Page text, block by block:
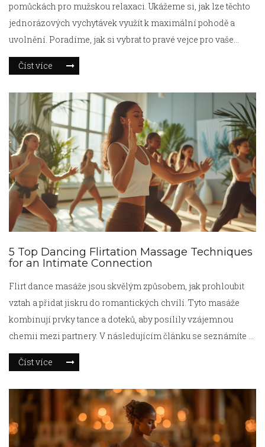
pomůckách pro mužskou relaxaci. Ukážeme si, jak lze těchto
jednorázových vychytávek využít k maximální pohodě a
uvolnění. Poradíme, jak si vybrat to pravé vejce pro vaše
chvíle rozkoše a jak jej správně používat. Nejenže
zdůrazníme jejich praktický význam, ale také přiblížíme
se dočtete i drobný příběh z mého života.
Číst více
5 Top Dancing Flirtation Massage Techniques
for an Intimate Connection
Flirt dance masáže jsou skvělým způsobem, jak prohloubit
vztah a přidat jiskru do romantických chvílí. Tyto masáže
kombinují prvky tance a doteků, aby posílily vzájemnou
chemii mezi partnery. V následujícím článku se seznámíte s
pěti nejlepšími technikami, které vám pomohou ovládnout
umění flirt dance masáže a učiní každý váš pohyb
zapojte do toho všechny smysly.
Číst více